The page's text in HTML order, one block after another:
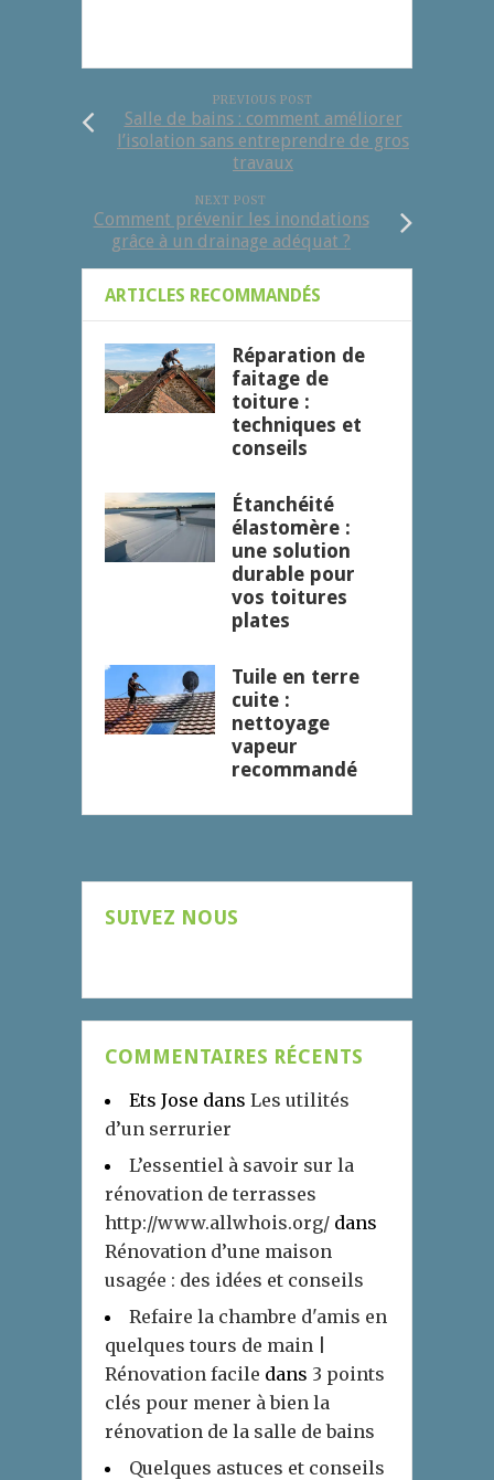
PREVIOUS POST
Salle de bains : comment améliorer
l’isolation sans entreprendre de gros
travaux
NEXT POST
Comment prévenir les inondations
grâce à un drainage adéquat ?
ARTICLES RECOMMANDÉS
Réparation de
faitage de
toiture :
techniques et
conseils
Étanchéité
élastomère :
une solution
durable pour
vos toitures
plates
Tuile en terre
cuite :
nettoyage
vapeur
recommandé
SUIVEZ NOUS
COMMENTAIRES RÉCENTS
Ets Jose dans Les utilités
d’un serrurier
L’essentiel à savoir sur la
rénovation de terrasses
http://www.allwhois.org/ dans
Rénovation d’une maison
usagée : des idées et conseils
Refaire la chambre d'amis en
quelques tours de main |
Rénovation facile dans 3 points
clés pour mener à bien la
rénovation de la salle de bains
Quelques astuces et conseils